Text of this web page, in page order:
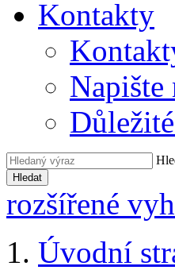
Kontakty
Napište
Hledat
rozšířené
Úvodní